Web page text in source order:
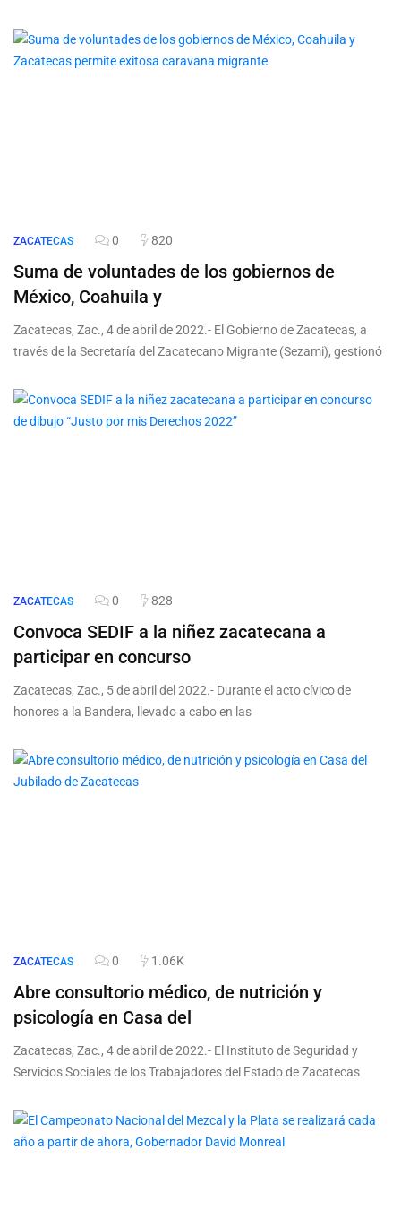
ZACATECAS 0 820
Suma de voluntades de los gobiernos de
México, Coahuila y
Zacatecas, Zac., 4 de abril de 2022.- El Gobierno de Zacatecas, a
través de la Secretaría del Zacatecano Migrante (Sezami), gestionó
ZACATECAS 0 828
Convoca SEDIF a la niñez zacatecana a
participar en concurso
Zacatecas, Zac., 5 de abril del 2022.- Durante el acto cívico de
honores a la Bandera, llevado a cabo en las
ZACATECAS 0 1.06K
Abre consultorio médico, de nutrición y
psicología en Casa del
Zacatecas, Zac., 4 de abril de 2022.- El Instituto de Seguridad y
Servicios Sociales de los Trabajadores del Estado de Zacatecas